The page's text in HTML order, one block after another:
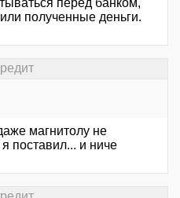
перед банком,
полученные деньги.
магнитолу не
поставил... и ниче